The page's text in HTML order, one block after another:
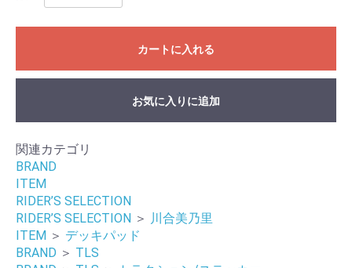
カートに入れる
お気に入りに追加
関連カテゴリ
BRAND
ITEM
RIDER’S SELECTION
RIDER’S SELECTION ＞ 川合美乃里
ITEM ＞ デッキパッド
BRAND ＞ TLS